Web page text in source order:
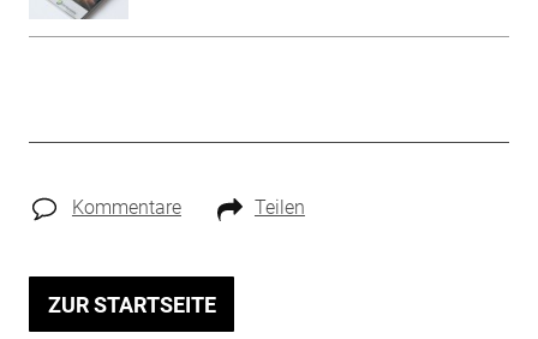
Kommentare Teilen
ZUR STARTSEITE